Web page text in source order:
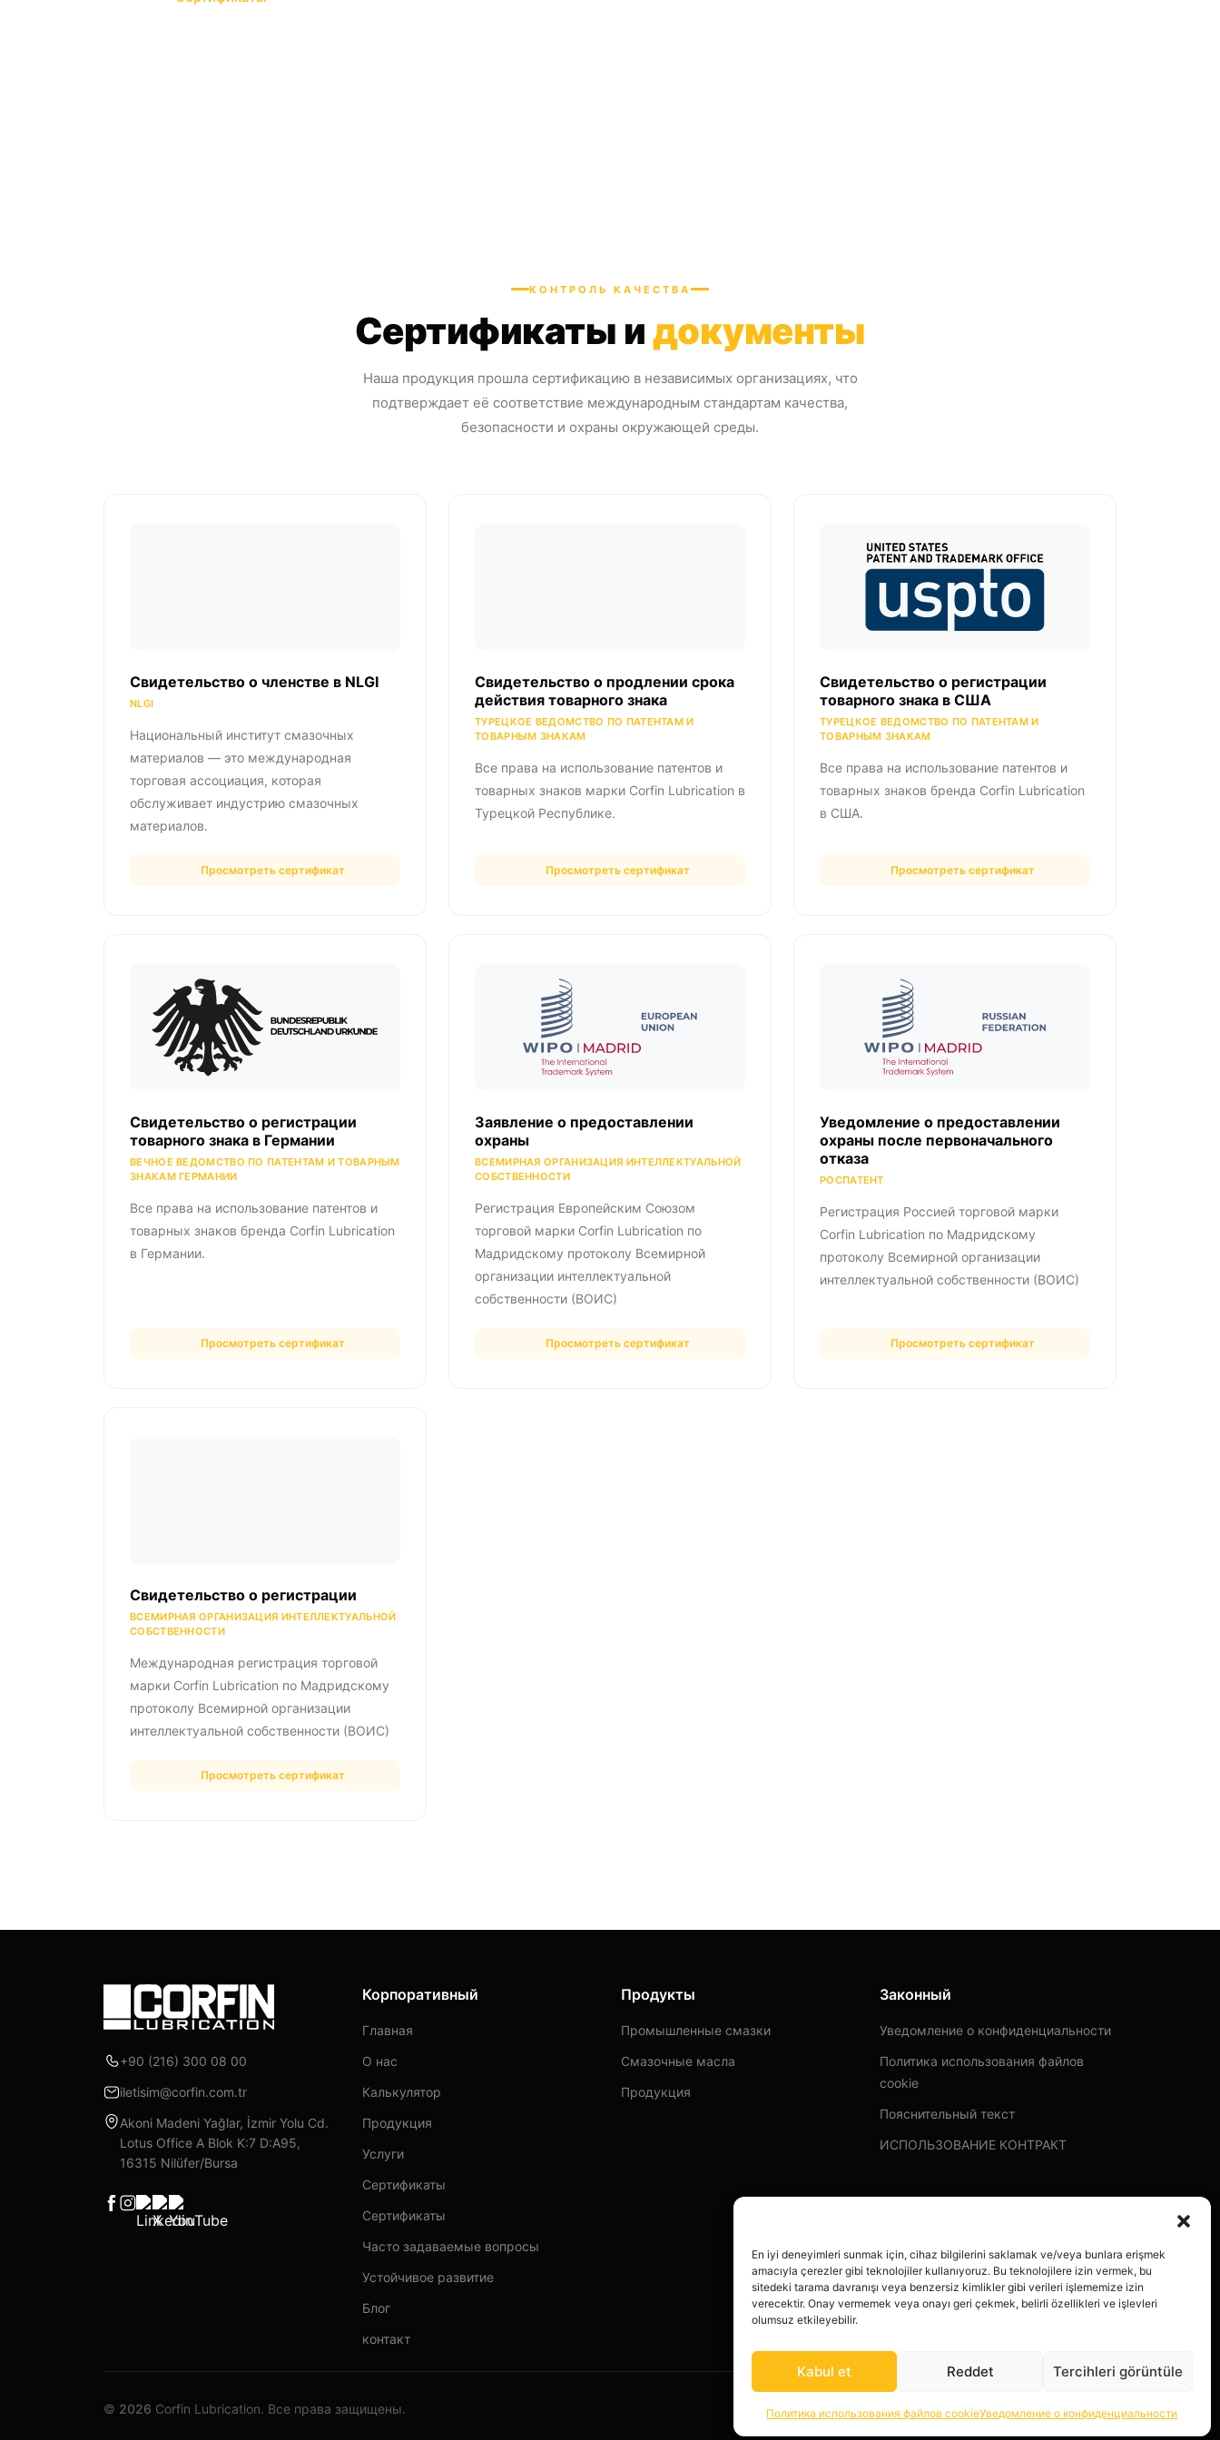
En iyi deneyimleri sunmak için, cihaz bilgilerini saklamak ve/veya bunlara erişmek
amacıyla çerezler gibi teknolojiler kullanıyoruz. Bu teknolojilere izin vermek, bu
sitedeki tarama davranışı veya benzersiz kimlikler gibi verileri işlememize izin
verecektir. Onay vermemek veya onayı geri çekmek, belirli özellikleri ve işlevleri
olumsuz etkileyebilir.
Kabul et Reddet Tercihleri görüntüle
Политика использования файлов cookieУведомление о конфиденциальности
КОНТРОЛЬ КАЧЕСТВА
Сертификаты идокументы
Наша продукция прошла сертификацию в независимых организациях, что
подтверждает её соответствие международным стандартам качества,
безопасности и охраны окружающей среды.
Свидетельство о членстве в NLGI
NLGI
Национальный институт смазочных
материалов — это международная
торговая ассоциация, которая
обслуживает индустрию смазочных
материалов.
Просмотреть сертификат
Свидетельство о продлении срока
действия товарного знака
ТУРЕЦКОЕ ВЕДОМСТВО ПО ПАТЕНТАМ И
ТОВАРНЫМ ЗНАКАМ
Все права на использование патентов и
товарных знаков марки Corfin Lubrication в
Турецкой Республике.
Просмотреть сертификат
Свидетельство о регистрации
товарного знака в США
ТУРЕЦКОЕ ВЕДОМСТВО ПО ПАТЕНТАМ И
ТОВАРНЫМ ЗНАКАМ
Все права на использование патентов и
товарных знаков бренда Corfin Lubrication
в США.
Просмотреть сертификат
Свидетельство о регистрации
товарного знака в Германии
ВЕЧНОЕ ВЕДОМСТВО ПО ПАТЕНТАМ И ТОВАРНЫМ
ЗНАКАМ ГЕРМАНИИ
Все права на использование патентов и
товарных знаков бренда Corfin Lubrication
в Германии.
Просмотреть сертификат
Заявление о предоставлении
охраны
ВСЕМИРНАЯ ОРГАНИЗАЦИЯ ИНТЕЛЛЕКТУАЛЬНОЙ
СОБСТВЕННОСТИ
Регистрация Европейским Союзом
торговой марки Corfin Lubrication по
Мадридскому протоколу Всемирной
организации интеллектуальной
собственности (ВОИС)
Просмотреть сертификат
Уведомление о предоставлении
охраны после первоначального
отказа
РОСПАТЕНТ
Регистрация Россией торговой марки
Corfin Lubrication по Мадридскому
протоколу Всемирной организации
интеллектуальной собственности (ВОИС)
Просмотреть сертификат
Свидетельство о регистрации
ВСЕМИРНАЯ ОРГАНИЗАЦИЯ ИНТЕЛЛЕКТУАЛЬНОЙ
СОБСТВЕННОСТИ
Международная регистрация торговой
марки Corfin Lubrication по Мадридскому
протоколу Всемирной организации
интеллектуальной собственности (ВОИС)
Просмотреть сертификат
+90 (216) 300 08 00
iletisim@corfin.com.tr
Akoni Madeni Yağlar, İzmir Yolu Cd.
Lotus Office A Blok K:7 D:A95,
16315 Nilüfer/Bursa
Facebook
Instagram
Linkedin
X YouTube
Корпоративный
Главная
О нас
Калькулятор
Продукция
Услуги
Сертификаты
Сертификаты
Часто задаваемые вопросы
Устойчивое развитие
Блог
контакт
Продукты
Промышленные смазки
Смазочные масла
Продукция
Законный
Уведомление о конфиденциальности
Политика использования файлов
cookie
Пояснительный текст
ИСПОЛЬЗОВАНИЕ КОНТРАКТ
© 2026 Corfin Lubrication. Все права защищены. Разработаноmethodda